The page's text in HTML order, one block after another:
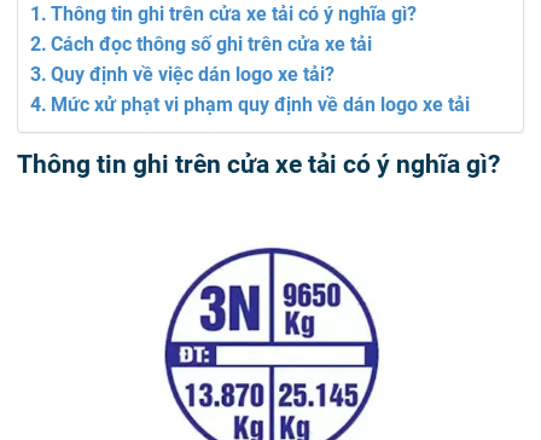
Thông tin ghi trên cửa xe tải có ý nghĩa gì?
Cách đọc thông số ghi trên cửa xe tải
Quy định về việc dán logo xe tải?
Mức xử phạt vi phạm quy định về dán logo xe tải
Thông tin ghi trên cửa xe tải có ý nghĩa gì?